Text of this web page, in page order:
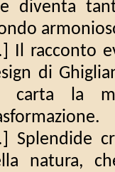
diventa
Il racconto
di
carta la
Splendide
natura,